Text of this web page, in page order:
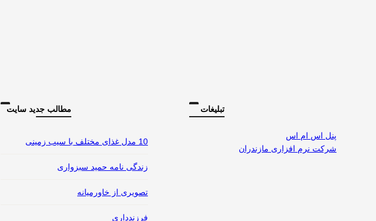
مطالب جدید سایت
10 مدل غذای مختلف با سیب زمینی
زندگی نامه حمید سبزواری
تصویری از خاورمیانه
فرزندداری
تبلیغات
پنل اس ام اس
شرکت نرم افزاری مازندران